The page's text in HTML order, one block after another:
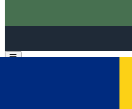
Open main menu